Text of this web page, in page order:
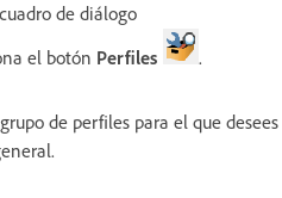
de diálogo
el botón Perfiles .
de perfiles para el que desees